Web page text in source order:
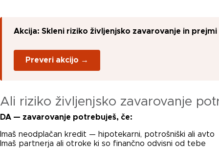
Akcija: Skleni riziko življenjsko zavarovanje in prejmi
Preveri akcijo →
Ali riziko življenjsko zavarovanje
DA — zavarovanje potrebuješ, če:
Imaš neodplačan kredit — hipotekarni, potrošniški ali avto
Imaš partnerja ali otroke ki so finančno odvisni od tebe